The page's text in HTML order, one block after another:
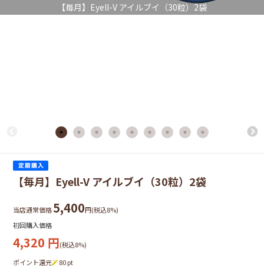
【毎月】Eyell-V アイルブイ（30粒）2袋
【毎月】Eyell-V アイルブイ（30粒）2袋
当店通常価格5,400円(税込8%)
初回購入価格
4,320 円(税込8%)
ポイント還元
80pt